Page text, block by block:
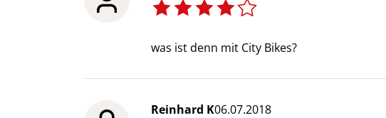
was ist denn mit City Bikes?
Reinhard K06.07.2018